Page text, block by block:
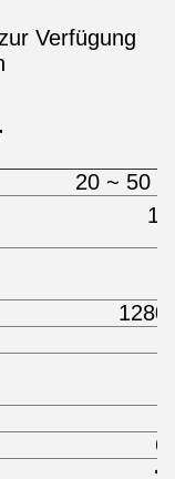
Verfügung
20 ~ 50
10
<